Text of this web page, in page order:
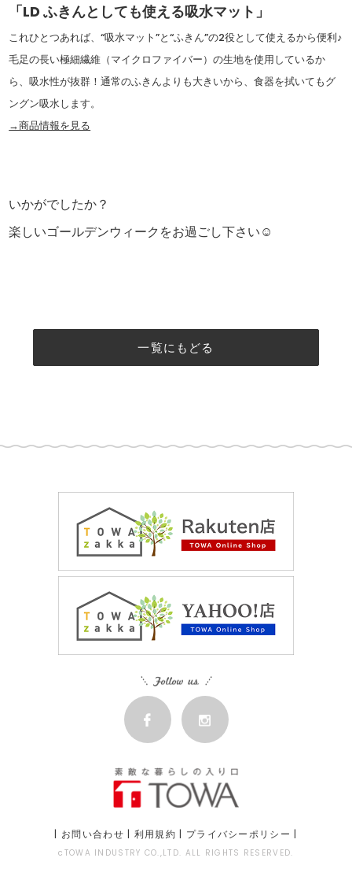
「LD ふきんとしても使える吸水マット」
これひとつあれば、“吸水マット”と“ふきん”の2役として使えるから便利♪
毛足の長い極細繊維（マイクロファイバー）の生地を使用しているか
ら、吸水性が抜群！通常のふきんよりも大きいから、食器を拭いてもグ
ングン吸水します。
→商品情報を見る
いかがでしたか？
楽しいゴールデンウィークをお過ごし下さい☺
一覧にもどる
| お問い合わせ | 利用規約 | プライバシーポリシー |
cTOWA INDUSTRY CO.,LTD. ALL RIGHTS RESERVED.